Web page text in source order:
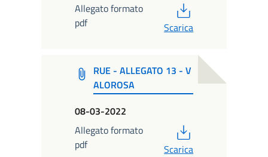
Allegato formato
pdf
Scarica
RUE - ALLEGATO 13 - V
ALOROSA
08-03-2022
Allegato formato
pdf
Scarica